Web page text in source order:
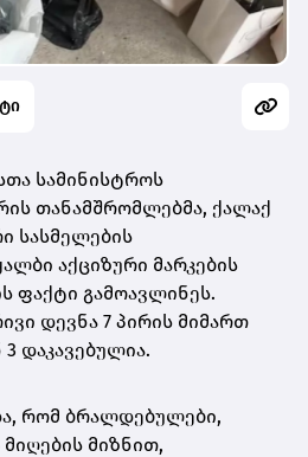
სამინისტროს
თანამშრომლებმა, ქალაქ
სასმელების
აქციზური მარკების
ფაქტი გამოავლინეს.
დევნა 7 პირის მიმართ
დაკავებულია.
რომ ბრალდებულები,
მიზნით,